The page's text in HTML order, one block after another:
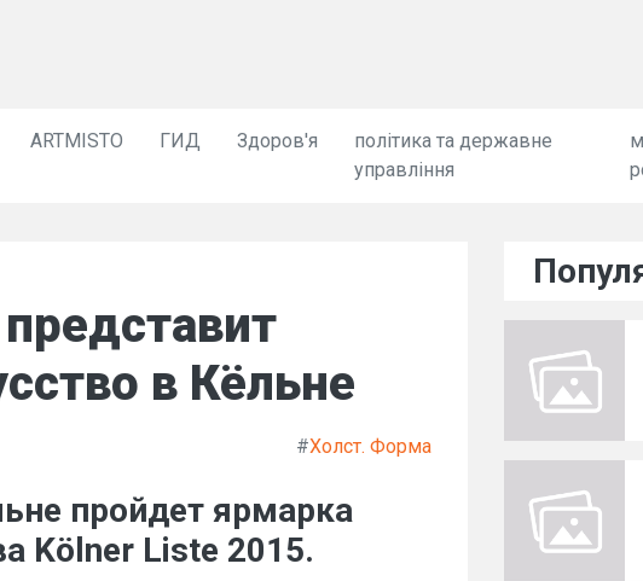
ARTMISTO ГИД Здоров'я
політика та державне
управління
в Кёльне
#Холст. Форма
пройдет ярмарка
Kölner Liste 2015.